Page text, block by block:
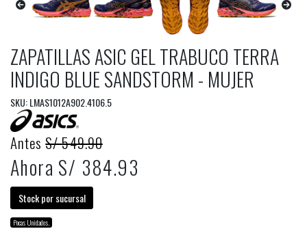
ZAPATILLAS ASIC GEL TRABUCO TERRA
INDIGO BLUE SANDSTORM - MUJER
SKU: LMAS1012A902.4106.5
AntesS/ 549.90
Ahora S/ 384.93
Stock por sucursal
Pocas Unidades.